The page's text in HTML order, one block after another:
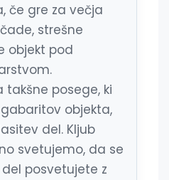
če gre za večja
strešne
objekt pod
takšne posege, ki
objekta,
del. Kljub
svetujemo, da se
posvetujete z